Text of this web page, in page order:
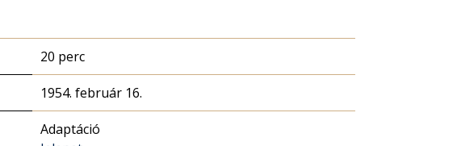
20 perc
1954. február 16.
Adaptáció